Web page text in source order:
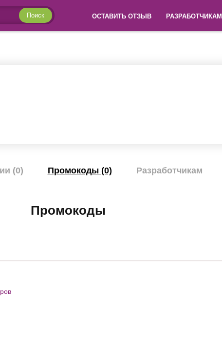
ОСТАВИТЬ ОТЗЫВ РАЗРАБОТЧИКАМ
Поиск
(0) Промокоды (0) Разработчикам
Промокоды